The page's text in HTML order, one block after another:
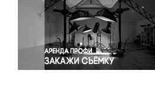
Спорт
Экология
Экономика и бизнес